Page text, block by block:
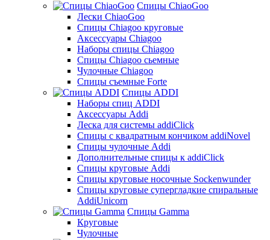
Спицы ChiaoGoo
Лески ChiaoGoo
Cпицы Сhiagoo круговые
Аксессуары Chiagoo
Наборы спицы Chiagoo
Спицы Chiagoo сьемные
Чулочные Chiagoo
Спицы съемные Forte
Спицы ADDI
Наборы спиц ADDI
Аксессуары Addi
Леска для системы addiClick
Спицы с квадратным кончиком addiNovel
Спицы чулочные Addi
Дополнительные спицы к addiClick
Спицы круговые Addi
Спицы круговые носочные Sockenwunder
Спицы круговые супергладкие спиральные
AddiUnicorn
Спицы Gamma
Круговые
Чулочные